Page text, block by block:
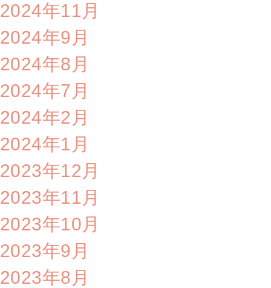
2024年11月
2024年9月
2024年8月
2024年7月
2024年2月
2024年1月
2023年12月
2023年11月
2023年10月
2023年9月
2023年8月